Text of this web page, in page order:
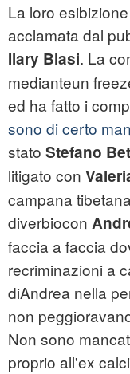
La loro
acclamata dal
Ilary Blasi. La
medianteun
ed ha fatto i
sono di certo
stato Stefano
litigato con
campana
diverbiocon
faccia a faccia
recriminazioni a
diAndrea nella
non
Non sono
proprio all'ex